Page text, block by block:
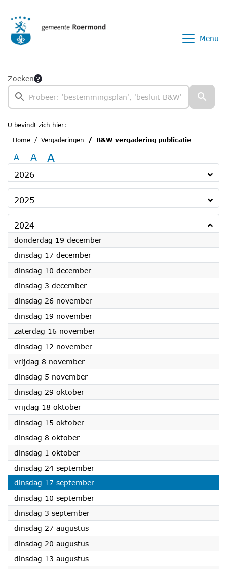
Menu
Zoeken
U bevindt zich hier:
Home
Vergaderingen B&W vergadering publicatie
A A A
2026
2025
2024
donderdag 19 december2024
dinsdag 17 december2024
dinsdag 10 december2024
dinsdag 3 december2024
dinsdag 26 november2024
dinsdag 19 november2024
zaterdag 16 november2024
dinsdag 12 november2024
vrijdag 8 november2024
dinsdag 5 november2024
dinsdag 29 oktober2024
vrijdag 18 oktober2024
dinsdag 15 oktober2024
dinsdag 8 oktober2024
dinsdag 1 oktober2024
dinsdag 24 september2024
dinsdag 17 september2024
dinsdag 10 september2024
dinsdag 3 september2024
dinsdag 27 augustus2024
dinsdag 20 augustus2024
dinsdag 13 augustus2024